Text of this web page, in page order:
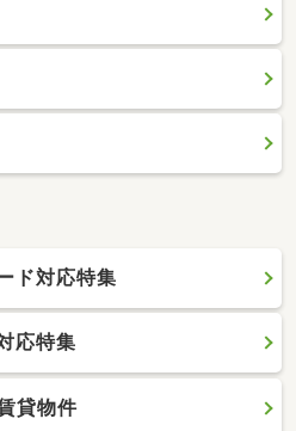
ド対応特集
応特集
貸物件